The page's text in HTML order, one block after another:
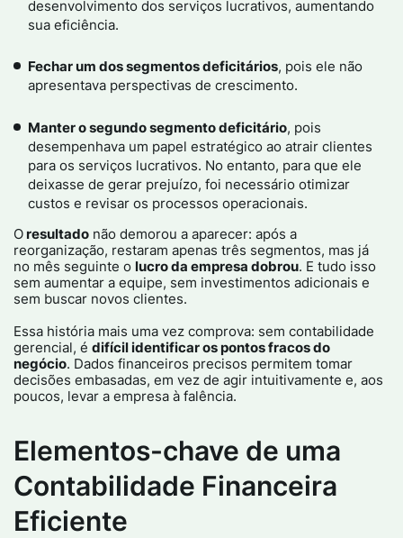
desenvolvimento dos serviços lucrativos, aumentando
sua eficiência.
Fechar um dos segmentos deficitários, pois ele não
apresentava perspectivas de crescimento.
Manter o segundo segmento deficitário, pois
desempenhava um papel estratégico ao atrair clientes
para os serviços lucrativos. No entanto, para que ele
deixasse de gerar prejuízo, foi necessário otimizar
custos e revisar os processos operacionais.
O resultado não demorou a aparecer: após a
reorganização, restaram apenas três segmentos, mas já
no mês seguinte o lucro da empresa dobrou. E tudo isso
sem aumentar a equipe, sem investimentos adicionais e
sem buscar novos clientes.
Essa história mais uma vez comprova: sem contabilidade
gerencial, édifícil identificar os pontos fracos do
negócio. Dados financeiros precisos permitem tomar
decisões embasadas, em vez de agir intuitivamente e, aos
poucos, levar a empresa à falência.
Elementos-chave de uma
Contabilidade Financeira
Eficiente